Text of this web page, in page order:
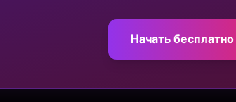
Начать бесплатно